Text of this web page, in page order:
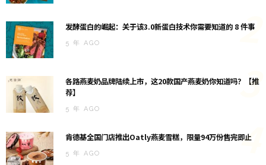
发酵蛋白的崛起：关于该3.0新蛋白技术你需要知道的 8 件事
5 年 AGO 2
各路燕麦奶品牌陆续上市，这20款国产燕麦奶你知道吗？【推
荐】
5 年 AGO
3
肯德基全国门店推出Oatly燕麦雪糕，限量94万份售完即止
5 年 AGO 4